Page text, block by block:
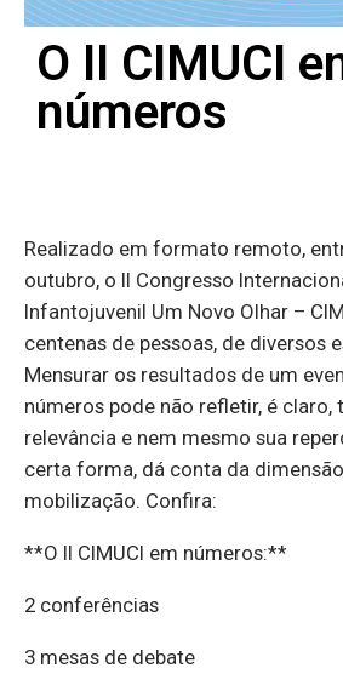
O II CIMUCI
números
Realizado em formato remoto,
outubro, o II Congresso
Infantojuvenil Um Novo Olhar –
centenas de pessoas, de diversos
Mensurar os resultados de um
números pode não refletir, é claro,
relevância e nem mesmo sua
certa forma, dá conta da
mobilização. Confira:
**O II CIMUCI em números:**
2 conferências
3 mesas de debate